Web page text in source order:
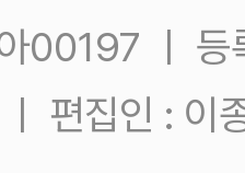
00197 ㅣ
편집인 : 이